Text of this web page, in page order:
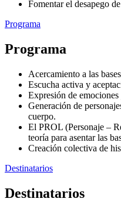
Fomentar el desapego
Programa
Programa
Acercamiento a las
Escucha activa y
Expresión de
Generación de
cuerpo.
El PROL (Personaje –
teoría para asentar las
Creación colectiva de
Destinatarios
Destinatarios